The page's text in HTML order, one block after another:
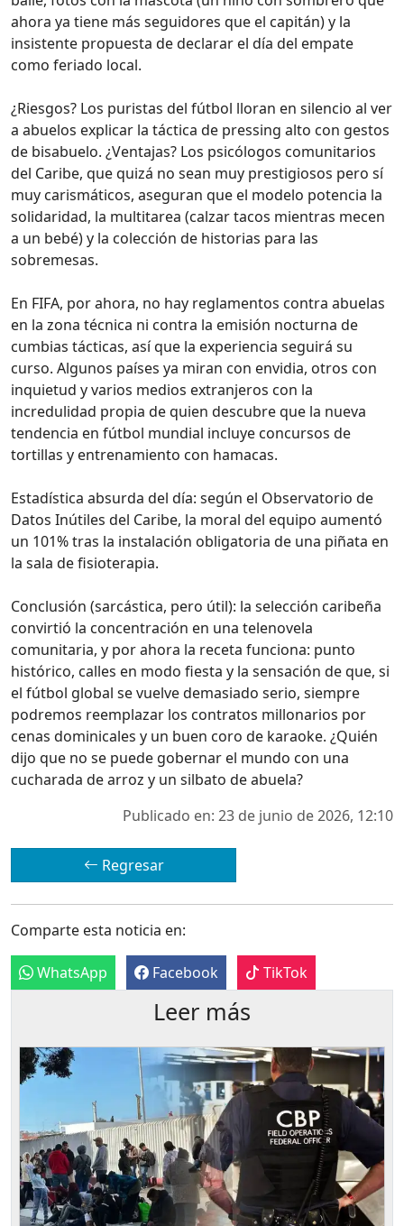
ahora ya tiene más seguidores que el capitán) y la
insistente propuesta de declarar el día del empate
como feriado local.
¿Riesgos? Los puristas del fútbol lloran en silencio al ver
a abuelos explicar la táctica de pressing alto con gestos
de bisabuelo. ¿Ventajas? Los psicólogos comunitarios
del Caribe, que quizá no sean muy prestigiosos pero sí
muy carismáticos, aseguran que el modelo potencia la
solidaridad, la multitarea (calzar tacos mientras mecen
a un bebé) y la colección de historias para las
sobremesas.
En FIFA, por ahora, no hay reglamentos contra abuelas
en la zona técnica ni contra la emisión nocturna de
cumbias tácticas, así que la experiencia seguirá su
curso. Algunos países ya miran con envidia, otros con
inquietud y varios medios extranjeros con la
incredulidad propia de quien descubre que la nueva
tendencia en fútbol mundial incluye concursos de
tortillas y entrenamiento con hamacas.
Estadística absurda del día: según el Observatorio de
Datos Inútiles del Caribe, la moral del equipo aumentó
un 101% tras la instalación obligatoria de una piñata en
la sala de fisioterapia.
Conclusión (sarcástica, pero útil): la selección caribeña
convirtió la concentración en una telenovela
comunitaria, y por ahora la receta funciona: punto
histórico, calles en modo fiesta y la sensación de que, si
el fútbol global se vuelve demasiado serio, siempre
podremos reemplazar los contratos millonarios por
cenas dominicales y un buen coro de karaoke. ¿Quién
dijo que no se puede gobernar el mundo con una
cucharada de arroz y un silbato de abuela?
Publicado en: 23 de junio de 2026, 12:10
Regresar
Comparte esta noticia en:
WhatsApp Facebook TikTok
Leer más